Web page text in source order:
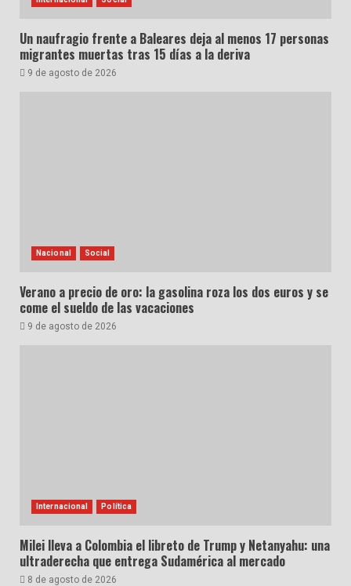
Un naufragio frente a Baleares deja al menos 17 personas
migrantes muertas tras 15 días a la deriva
9 de agosto de 2026
Nacional Social
Verano a precio de oro: la gasolina roza los dos euros y se
come el sueldo de las vacaciones
9 de agosto de 2026
Internacional Política
Milei lleva a Colombia el libreto de Trump y Netanyahu: una
ultraderecha que entrega Sudamérica al mercado
8 de agosto de 2026